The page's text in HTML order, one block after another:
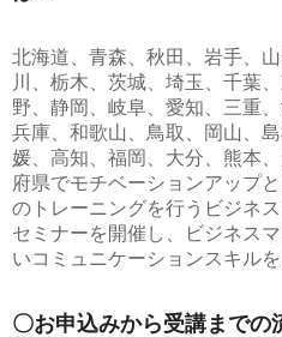
北海道、青森、秋田、岩手、
川、栃木、茨城、埼玉、千葉
野、静岡、岐阜、愛知、三重
兵庫、和歌山、鳥取、岡山、
媛、高知、福岡、大分、熊本
府県でモチベーションアップ
のトレーニングを行うビジネ
セミナーを開催し、ビジネス
いコミュニケーションスキル
〇お申込みから受講までの